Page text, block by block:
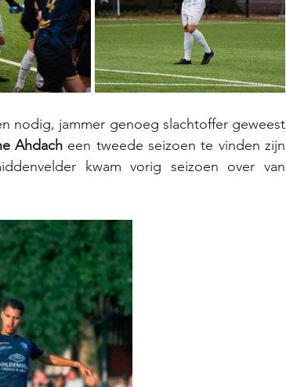
nodig, jammer genoeg slachtoffer geweest
Ahdach een tweede seizoen te vinden zijn
kwam vorig seizoen over van